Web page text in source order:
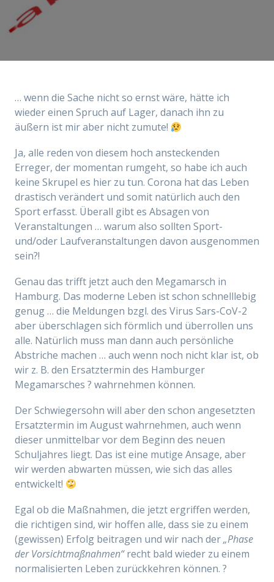
… wenn die Sache nicht so ernst wäre, hätte ich
wieder einen Spruch auf Lager, danach ihn zu
äußern ist mir aber nicht zumute!
Ja, alle reden von diesem hoch ansteckenden
Erreger, der momentan rumgeht, so habe ich auch
keine Skrupel es hier zu tun. Corona hat das Leben
drastisch verändert und somit natürlich auch den
Sport erfasst. Überall gibt es Absagen von
Veranstaltungen … warum also sollten Sport-
und/oder Laufveranstaltungen davon ausgenommen
sein?!
Genau das trifft jetzt auch den Megamarsch in
Hamburg. Das moderne Leben ist schon schnelllebig
genug … die Meldungen bzgl. des Virus Sars-CoV-2
aber überschlagen sich förmlich und überrollen uns
alle. Natürlich muss man dann auch persönliche
Abstriche machen … auch wenn noch nicht klar ist, ob
wir z. B. den Ersatztermin des Hamburger
Megamarsches ? wahrnehmen können.
Der Schwiegersohn will aber den schon angesetzten
Ersatztermin im August wahrnehmen, auch wenn
dieser unmittelbar vor dem Beginn des neuen
Schuljahres liegt. Das ist eine mutige Ansage, aber
wir werden abwarten müssen, wie sich das alles
entwickelt!
Egal ob die Maßnahmen, die jetzt ergriffen werden,
die richtigen sind, wir hoffen alle, dass sie zu einem
(gewissen) Erfolg beitragen und wir nach der„Phase
der Vorsichtmaßnahmen“recht bald wieder zu einem
normalisierten Leben zurückkehren können. ?